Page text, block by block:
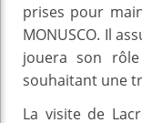
prises pour
MONUSCO. Il
jouera son
souhaitant une
La visite de